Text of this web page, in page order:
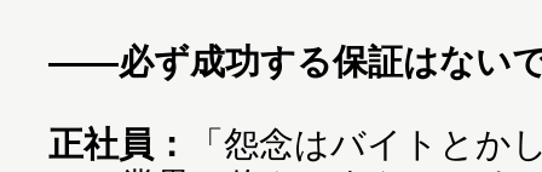
——必ず成功する保証はない
正社員：
「怨念はバイトとか